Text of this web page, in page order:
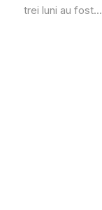
trei luni au fost...